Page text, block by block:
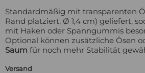
Standardmäßig mit transparenten
Rand platziert, Ø 1,4 cm) geliefert,
mit Haken oder Spanngummis
Optional können zusätzliche Ösen
Saum für noch mehr Stabilität
Versand